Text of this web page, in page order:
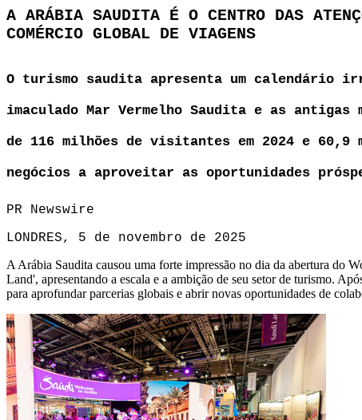
A ARÁBIA SAUDITA É O CENTRO DAS
COMÉRCIO GLOBAL DE VIAGENS
O turismo saudita apresenta um calendário
imaculado Mar Vermelho Saudita e as
de 116 milhões de visitantes em 2024 e
negócios a aproveitar as oportunidades
PR Newswire
LONDRES, 5 de novembro de 2025
A Arábia Saudita causou uma forte impressão no dia da abertura do
Land', apresentando a escala e a ambição de seu setor de turismo.
para aprofundar parcerias globais e abrir novas oportunidades de